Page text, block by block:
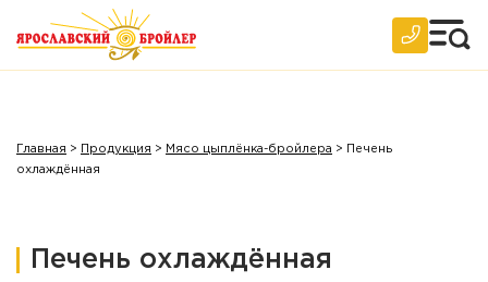
Главная > Продукция > Мясо цыплёнка-бройлера >
Печень
охлаждённая
Печень охлаждённая